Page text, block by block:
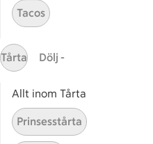
Sidfot
Start
Få snabbt svar
Kundservice
Kontakta oss
Tacos
Tårta Dölj -
Allt inom Tårta
Prinsesstårta